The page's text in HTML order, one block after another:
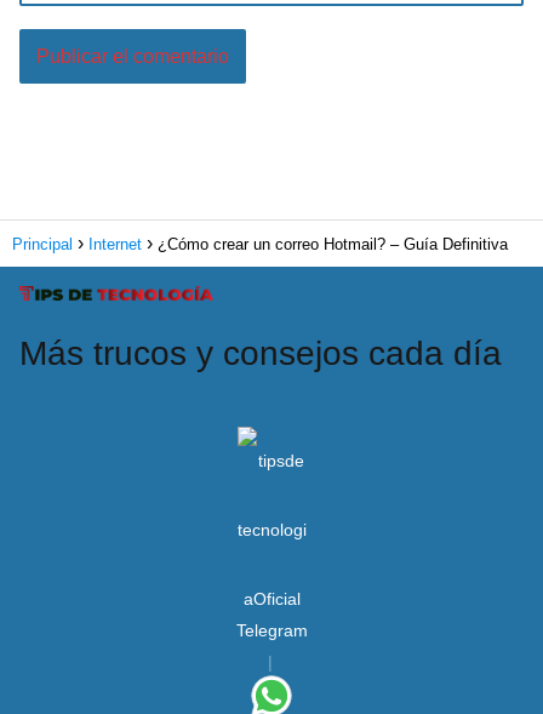
Principal Internet ¿Cómo crear un correo Hotmail? – Guía Definitiva
Más trucos y consejos cada día
Telegram